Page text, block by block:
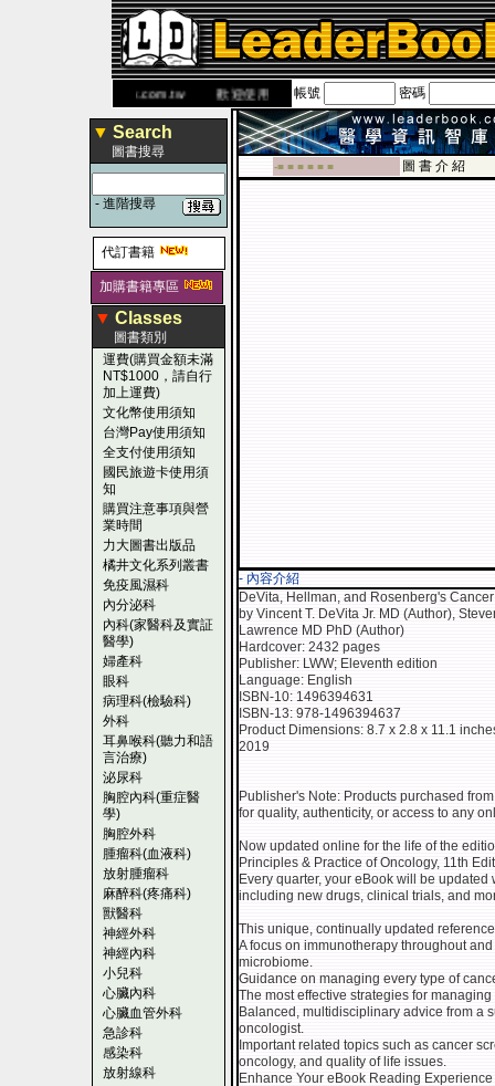
www.leaderbook.com.tw歡迎使用 國民旅遊卡！！
帳號 密碼
▼ Search
圖書搜尋
- 進階搜尋
代訂書籍
加購書籍專區
▼ Classes
圖書類別
運費(購買金額未滿
NT$1000，請自行
加上運費)
文化幣使用須知
台灣Pay使用須知
全支付使用須知
國民旅遊卡使用須
知
購買注意事項與營
業時間
力大圖書出版品
橘井文化系列叢書
免疫風濕科
內分泌科
內科(家醫科及實証
醫學)
婦產科
眼科
病理科(檢驗科)
外科
耳鼻喉科(聽力和語
言治療)
泌尿科
胸腔內科(重症醫
學)
胸腔外科
腫瘤科(血液科)
放射腫瘤科
麻醉科(疼痛科)
獸醫科
神經外科
神經內科
小兒科
心臟內科
心臟血管外科
急診科
感染科
放射線科
-■ ■ ■ ■ ■ ■ 圖 書 介 紹
- 內容介紹
DeVita, Hellman, and Rosenberg's
by Vincent T. DeVita Jr. MD (Author),
Lawrence MD PhD (Author)
Hardcover: 2432 pages
Publisher: LWW; Eleventh edition
Language: English
ISBN-10: 1496394631
ISBN-13: 978-1496394637
Product Dimensions: 8.7 x 2.8 x 11.1
2019
Publisher's Note: Products purchased
for quality, authenticity, or access to any
Now updated online for the life of the
Principles & Practice of Oncology, 11th
Every quarter, your eBook will be
including new drugs, clinical trials, and
This unique, continually updated
A focus on immunotherapy throughout
microbiome.
Guidance on managing every type of
The most effective strategies for
Balanced, multidisciplinary advice from a
oncologist.
Important related topics such as cancer
oncology, and quality of life issues.
Enhance Your eBook Reading Experience